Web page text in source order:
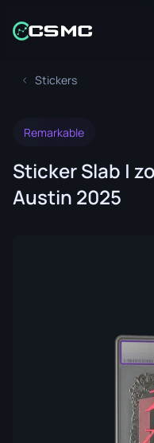
Stickers
Remarkable
Sticker Slab |
Austin 2025